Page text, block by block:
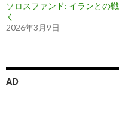
ソロスファンド: イランとの
く
2026年3月9日
AD